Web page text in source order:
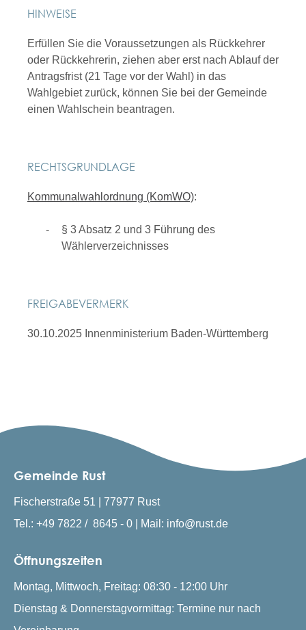
HINWEISE
Erfüllen Sie die Voraussetzungen als Rückkehrer
oder Rückkehrerin, ziehen aber erst nach Ablauf der
Antragsfrist (21 Tage vor der Wahl) in das
Wahlgebiet zurück, können Sie bei der Gemeinde
einen Wahlschein beantragen.
RECHTSGRUNDLAGE
Kommunalwahlordnung (KomWO):
§ 3 Absatz 2 und 3 Führung des
Wählerverzeichnisses
FREIGABEVERMERK
30.10.2025 Innenministerium Baden-Württemberg
Gemeinde Rust
Fischerstraße 51 | 77977 Rust
Tel.: +49 7822 / 8645 - 0 | Mail: info@rust.de
Öffnungszeiten
Montag, Mittwoch, Freitag: 08:30 - 12:00 Uhr
Dienstag & Donnerstagvormittag: Termine nur nach